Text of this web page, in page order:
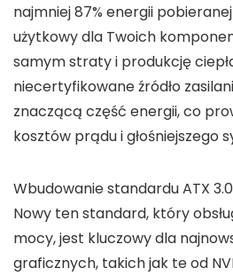
najmniej 87% energii
użytkowy dla Twoich
samym straty i produkcję
niecertyfikowane źródło
znaczącą część energii, co
kosztów prądu i głośniejszego
Wbudowanie standardu ATX
Nowy ten standard, który
mocy, jest kluczowy dla
graficznych, takich jak te od